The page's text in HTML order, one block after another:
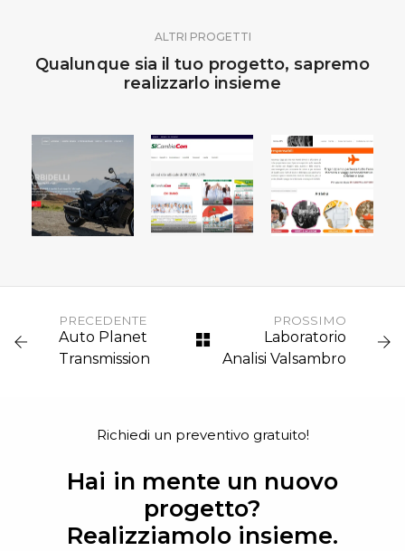
ALTRI PROGETTI
Qualunque sia il tuo progetto, sapremo
realizzarlo insieme
PASSIONE
INDIPENDENTE
XENIA
PRECEDENTE
Auto Planet
Transmission
PROSSIMO
Laboratorio
Analisi Valsambro
Richiedi un preventivo gratuito!
Hai in mente un nuovo
progetto?
Realizziamolo insieme.